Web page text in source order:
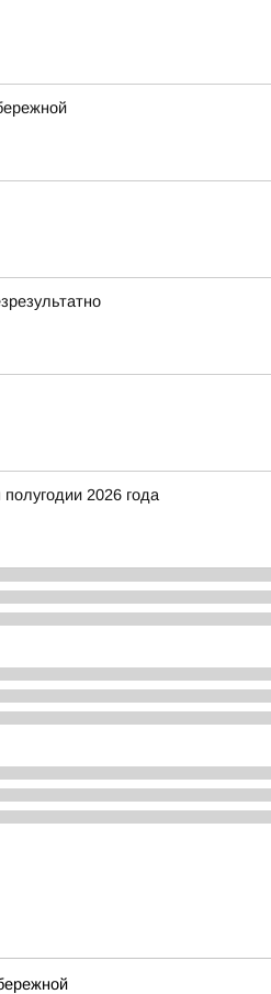
2026 года